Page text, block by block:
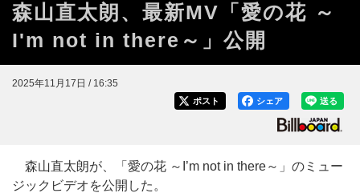
森山直太朗、最新MV「愛の花 ～
I'm not in there～」公開
2025年11月17日 / 16:35
送る
シェア
ポスト
森山直太朗が、「愛の花 ～I’m not in there～」のミュー
ジックビデオを公開した。